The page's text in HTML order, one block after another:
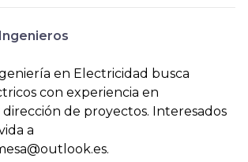
Ingenieros
en Electricidad busca
con experiencia en
de proyectos. Interesados
a